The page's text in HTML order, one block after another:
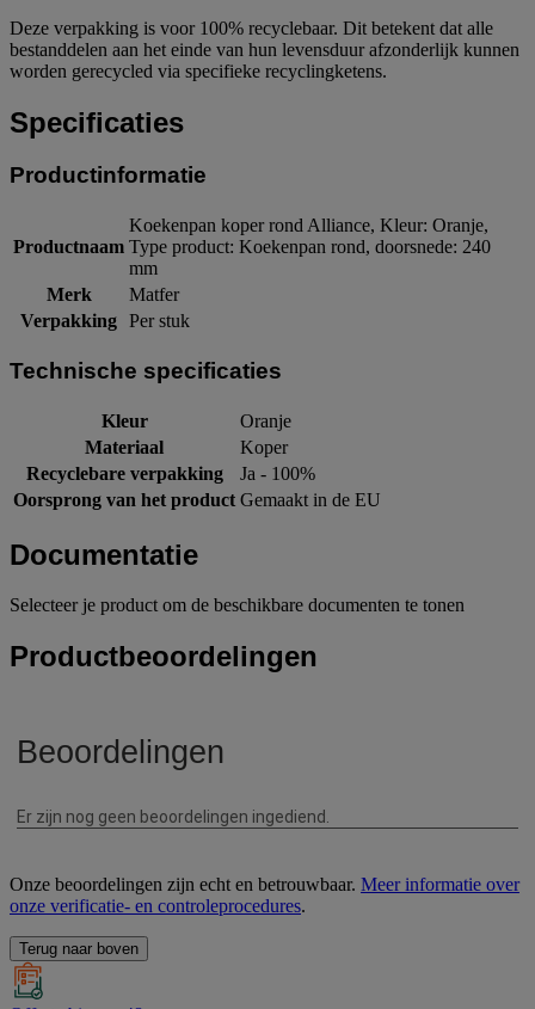
Deze verpakking is voor 100% recyclebaar. Dit betekent dat alle
bestanddelen aan het einde van hun levensduur afzonderlijk kunnen
worden gerecycled via specifieke recyclingketens.
Specificaties
Productinformatie
Productnaam
Koekenpan koper rond Alliance, Kleur: Oranje,
Type product: Koekenpan rond, doorsnede: 240
mm
Merk
Matfer
Verpakking Per stuk
Technische specificaties
Kleur
Oranje
Materiaal
Koper
Recyclebare verpakking
Ja - 100%
Oorsprong van het product Gemaakt in de EU
Documentatie
Selecteer je product om de beschikbare documenten te tonen
Productbeoordelingen
Onze beoordelingen zijn echt en betrouwbaar. Meer informatie over
onze verificatie- en controleprocedures.
Terug naar boven